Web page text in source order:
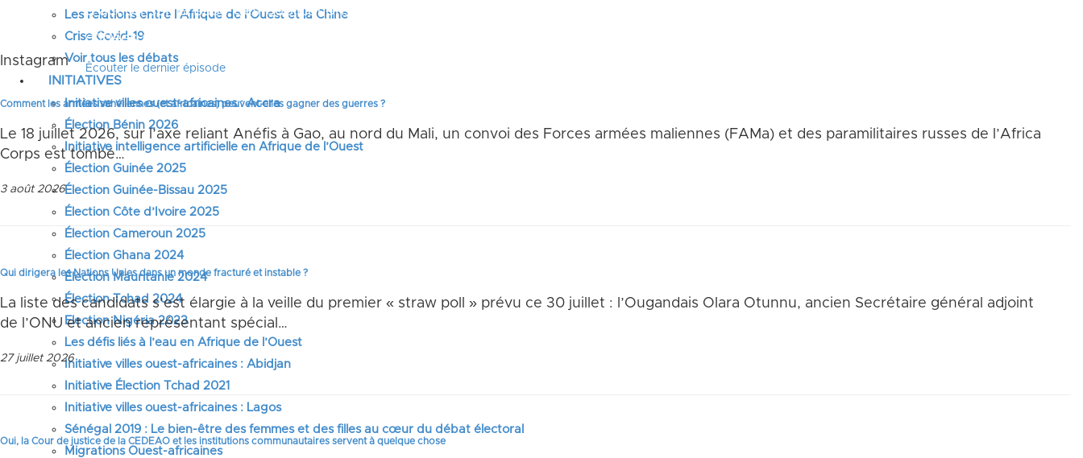
Instagram
Les relations entre l’Afrique de l’Ouest et la Chine
Crise Covid-19
Voir tous les débats
INITIATIVES
Initiative villes ouest-africaines : Accra
Élection Bénin 2026
Initiative intelligence artificielle en Afrique de l’Ouest
Élection Guinée 2025
Élection Guinée-Bissau 2025
Élection Côte d’Ivoire 2025
Élection Cameroun 2025
Élection Ghana 2024
Élection Mauritanie 2024
Élection Tchad 2024
Election Nigéria 2023
Les défis liés à l’eau en Afrique de l’Ouest
Initiative villes ouest-africaines : Abidjan
Initiative Élection Tchad 2021
Initiative villes ouest-africaines : Lagos
Sénégal 2019 : Le bien-être des femmes et des filles au cœur du débat électoral
Migrations Ouest-africaines
d’action sur la base des publications et des événements de WATHI. Ce podcast est réalisé par l’équipe de WATHI, votre laboratoire
d’idées pour une transformation positive des sociétés ouest-africaines et africaines.
Êcouter le dernier épisode
Comment les armées sahéliennes (et africaines) peuvent-elles gagner des guerres ?
Le 18 juillet 2026, sur l’axe reliant Anéfis à Gao, au nord du Mali, un convoi des Forces armées maliennes (FAMa) et des paramilitaires russes de l’Africa
Corps est tombé…
3 août 2026
Qui dirigera les Nations Unies dans un monde fracturé et instable ?
La liste des candidats s’est élargie à la veille du premier « straw poll » prévu ce 30 juillet : l’Ougandais Olara Otunnu, ancien Secrétaire général adjoint
de l’ONU et ancien représentant spécial…
27 juillet 2026
Oui, la Cour de justice de la CEDEAO et les institutions communautaires servent à quelque chose